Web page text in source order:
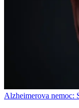
Alzheimerova nemoc: